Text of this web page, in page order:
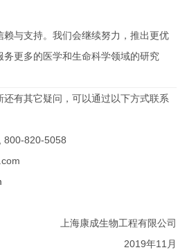
赖与支持。我们会继续努力，推出更优
务更多的医学和生命科学领域的研究
有其它疑问，可以通过以下方式联系
800-820-5058
上海康成生物工程有限公司
2019年11月